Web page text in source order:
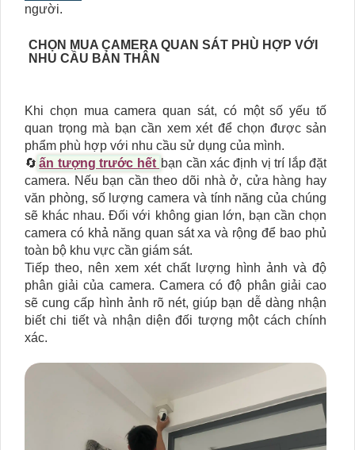
người.
CHỌN MUA CAMERA QUAN SÁT PHÙ HỢP VỚI
NHU CẦU BẢN THÂN
Khi chọn mua camera quan sát, có một số yếu tố
quan trọng mà bạn cần xem xét để chọn được sản
phẩm phù hợp với nhu cầu sử dụng của mình.
🔄 ấn tượng trước hết bạn cần xác định vị trí lắp đặt
camera. Nếu bạn cần theo dõi nhà ở, cửa hàng hay
văn phòng, số lượng camera và tính năng của chúng
sẽ khác nhau. Đối với không gian lớn, bạn cần chọn
camera có khả năng quan sát xa và rộng để bao phủ
toàn bộ khu vực cần giám sát.
Tiếp theo, nên xem xét chất lượng hình ảnh và độ
phân giải của camera. Camera có độ phân giải cao
sẽ cung cấp hình ảnh rõ nét, giúp bạn dễ dàng nhận
biết chi tiết và nhận diện đối tượng một cách chính
xác.